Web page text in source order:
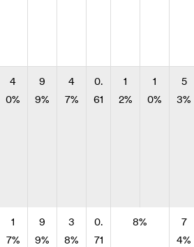
4
0%
9
9%
4
7%
0.
61
1
2%
1
0%
5
3%
1
7%
9
9%
3
8%
0.
71
8%
7
4%